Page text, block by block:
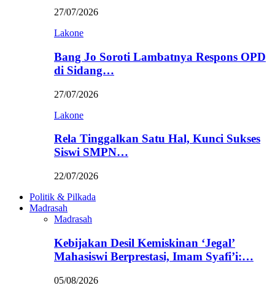
27/07/2026
Lakone
Bang Jo Soroti Lambatnya Respons OPD
di Sidang…
27/07/2026
Lakone
Rela Tinggalkan Satu Hal, Kunci Sukses
Siswi SMPN…
22/07/2026
Politik & Pilkada
Madrasah
Madrasah
Kebijakan Desil Kemiskinan ‘Jegal’
Mahasiswi Berprestasi, Imam Syafi’i:…
05/08/2026